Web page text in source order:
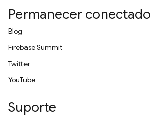
Permanecer conectado
Blog
Firebase Summit
Twitter
YouTube
Suporte